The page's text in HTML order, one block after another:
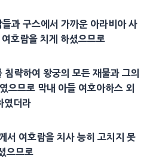
들과 구스에서 가까운 아라비아 사
여호람을 치게 하셨으므로
침략하여 왕궁의 모든 재물과 그의
으므로 막내 아들 여호아하스 외
였더라
서 여호람을 치사 능히 고치지 못
으므로